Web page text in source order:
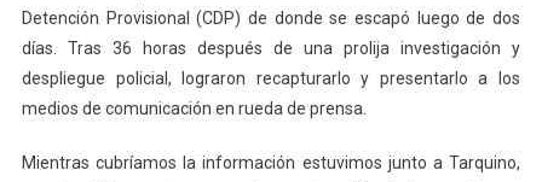
Detención Provisional (CDP) de donde se escapó luego de dos
días. Tras 36 horas después de una prolija investigación y
despliegue policial, lograron recapturarlo y presentarlo a los
medios de comunicación en rueda de prensa.
Mientras cubríamos la información estuvimos junto a Tarquino,